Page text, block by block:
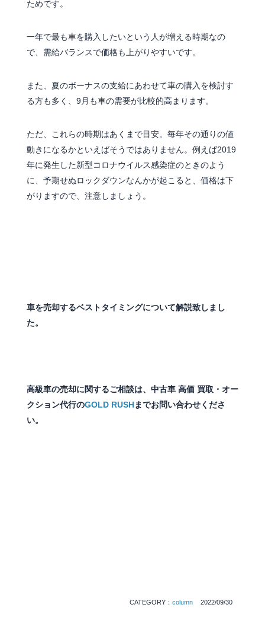
ためです。
一年で最も車を購入したいという人が増える時期なの
で、需給バランスで価格も上がりやすいです。
また、夏のボーナスの支給にあわせて車の購入を検討す
る方も多く、9月も車の需要が比較的高まります。
ただ、これらの時期はあくまで目安。毎年その通りの値
動きになるかといえばそうではありません。例えば2019
年に発生した新型コロナウイルス感染症のときのよう
に、予期せぬロックダウンなんかが起こると、価格は下
がりますので、注意しましょう。
車を売却するベストタイミングについて解説致しまし
た。
高級車の売却に関するご相談は、中古車 高価 買取・オー
クション代行のGOLD RUSHまでお問い合わせくださ
い。
CATEGORY：column 2022/09/30